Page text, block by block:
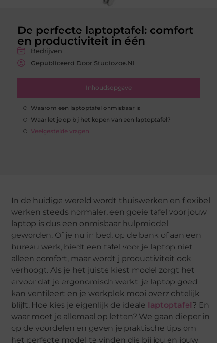
De perfecte laptoptafel: comfort
en productiviteit in één
Bedrijven
Gepubliceerd Door Studiozoe.nl
Inhoudsopgave
Waarom een laptoptafel onmisbaar is
Waar let je op bij het kopen van een laptoptafel?
Veelgestelde vragen
In de huidige wereld wordt thuiswerken en flexibel
werken steeds normaler, een goeie tafel voor jouw
laptop is dus een onmisbaar hulpmiddel
geworden. Of je nu in bed, op de bank of aan een
bureau werk, biedt een tafel voor je laptop niet
alleen comfort, maar wordt j productiviteit ook
verhoogt. Als je het juiste kiest model zorgt het
ervoor dat je ergonomisch werkt, je laptop goed
kan ventileert en je werkplek mooi overzichtelijk
blijft. Hoe kies je eigenlijk de ideale laptoptafel? En
waar moet je allemaal op letten? We gaan dieper in
op de voordelen en geven je praktische tips om
het perfecte model te vinden die bij jou en jouw